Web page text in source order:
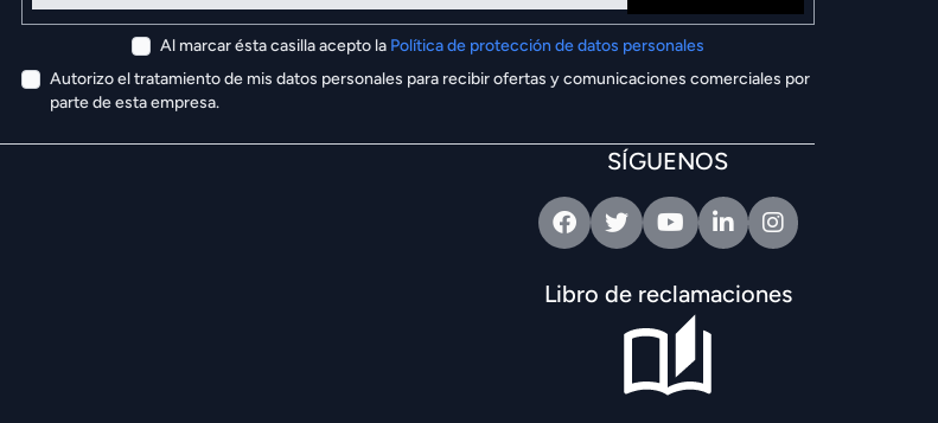
Al marcar ésta casilla acepto la Política de protección de datos personales
Autorizo el tratamiento de mis datos personales para recibir ofertas y comunicaciones comerciales por
parte de esta empresa.
SÍGUENOS
FacebookTwitterYoutubeLinkedinIntagram
Libro de reclamaciones